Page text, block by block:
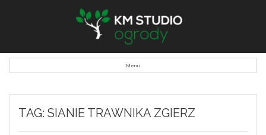
Menu
TAG: SIANIE TRAWNIKA ZGIERZ